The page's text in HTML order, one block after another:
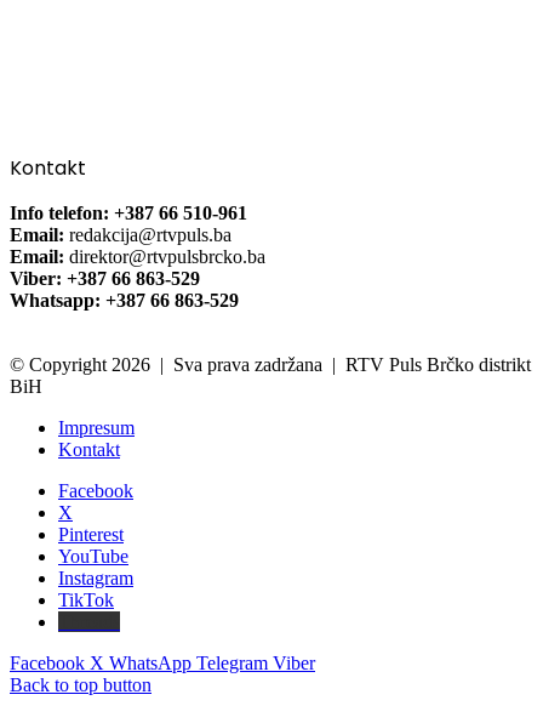
Kontakt
Info telefon: +387 66 510-961
Email: redakcija@rtvpuls.ba
Email: direktor@rtvpulsbrcko.ba
Viber: +387 66 863-529
Whatsapp: +387 66 863-529
© Copyright 2026 | Sva prava zadržana | RTV Puls Brčko distrikt
BiH
Impresum
Kontakt
Facebook
X
Pinterest
YouTube
Instagram
TikTok
Facebook X WhatsApp Telegram Viber
Back to top button